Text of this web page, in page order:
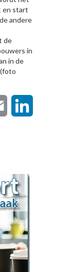
en start
andere
de
in
in de
Email